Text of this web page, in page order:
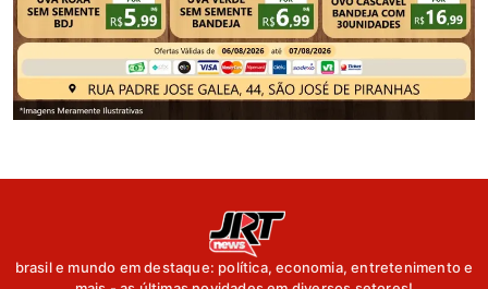
brasil e mundo em destaque: política, economia, entretenimento e